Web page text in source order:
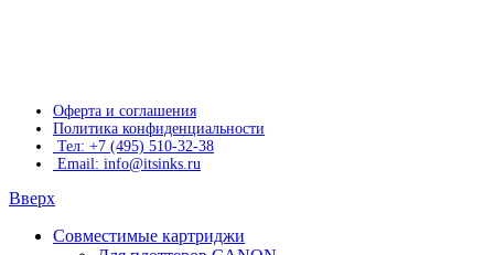
Оферта и соглашения
Политика конфиденциальности
Тел: +7 (495) 510-32-38
Email: info@itsinks.ru
Вверх
Совместимые картриджи